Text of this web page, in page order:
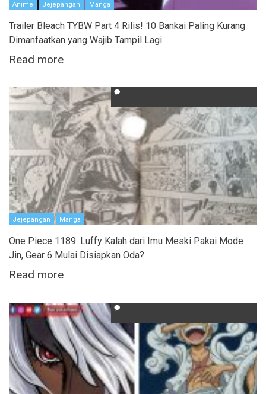
Anime Jejepangan Manga
Trailer Bleach TYBW Part 4 Rilis! 10 Bankai Paling Kurang
Dimanfaatkan yang Wajib Tampil Lagi
Read more
Jejepangan Manga
One Piece 1189: Luffy Kalah dari Imu Meski Pakai Mode
Jin, Gear 6 Mulai Disiapkan Oda?
Read more